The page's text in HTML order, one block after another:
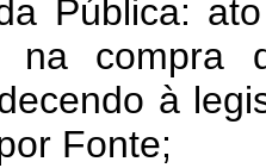
Pública:
na
à
Fonte;